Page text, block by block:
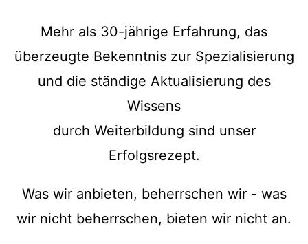
Mehr als 30-jährige Erfahrung, das
überzeugte Bekenntnis zur Spezialisierung
und die ständige Aktualisierung des
Wissens
durch Weiterbildung sind unser
Erfolgsrezept.
Was wir anbieten, beherrschen wir - was
wir nicht beherrschen, bieten wir nicht an.